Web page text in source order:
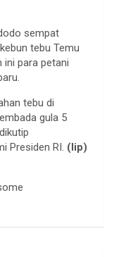
sempat
tebu Temu
ini para petani
tebu di
gula 5
Presiden RI. (lip)